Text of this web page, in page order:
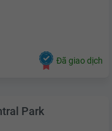
Đã giao dịch
Park